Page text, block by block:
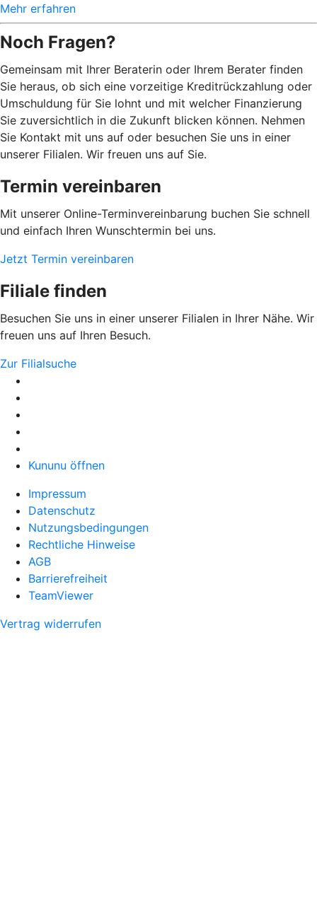
Mehr erfahren
Noch Fragen?
Gemeinsam mit Ihrer Beraterin oder Ihrem Berater finden
Sie heraus, ob sich eine vorzeitige Kreditrückzahlung oder
Umschuldung für Sie lohnt und mit welcher Finanzierung
Sie zuversichtlich in die Zukunft blicken können. Nehmen
Sie Kontakt mit uns auf oder besuchen Sie uns in einer
unserer Filialen. Wir freuen uns auf Sie.
Termin vereinbaren
Mit unserer Online-Terminvereinbarung buchen Sie schnell
und einfach Ihren Wunschtermin bei uns.
Jetzt Termin vereinbaren
Filiale finden
Besuchen Sie uns in einer unserer Filialen in Ihrer Nähe. Wir
freuen uns auf Ihren Besuch.
Zur Filialsuche
Kununu öffnen
Impressum
Datenschutz
Nutzungsbedingungen
Rechtliche Hinweise
AGB
Barrierefreiheit
TeamViewer
Vertrag widerrufen